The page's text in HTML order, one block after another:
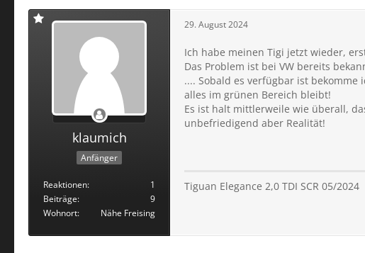
klaumich
Anfänger
Reaktionen
1
Beiträge
9
Wohnort
Nähe Freising
29. August 2024
Ich habe meinen Tigi jetzt wieder,
Das Problem ist bei VW bereits
.... Sobald es verfügbar ist
alles im grünen Bereich bleibt!
Es ist halt mittlerweile wie überall,
unbefriedigend aber Realität!
Tiguan Elegance 2,0 TDI SCR 05/2024